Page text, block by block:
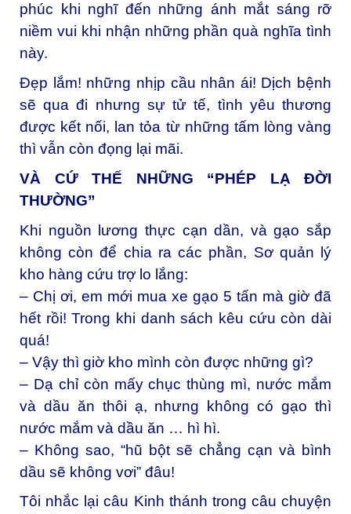
phúc khi nghĩ đến những ánh mắt sáng rỡ
niềm vui khi nhận những phần quà nghĩa tình
này.
Đẹp lắm! những nhịp cầu nhân ái! Dịch bệnh
sẽ qua đi nhưng sự tử tế, tình yêu thương
được kết nối, lan tỏa từ những tấm lòng vàng
thì vẫn còn đọng lại mãi.
VÀ CỨ THẾ NHỮNG “PHÉP LẠ ĐỜI
THƯỜNG”
Khi nguồn lương thực cạn dần, và gạo sắp
không còn để chia ra các phần, Sơ quản lý
kho hàng cứu trợ lo lắng:
– Chị ơi, em mới mua xe gạo 5 tấn mà giờ đã
hết rồi! Trong khi danh sách kêu cứu còn dài
quá!
– Vậy thì giờ kho mình còn được những gì?
– Dạ chỉ còn mấy chục thùng mì, nước mắm
và dầu ăn thôi ạ, nhưng không có gạo thì
nước mắm và dầu ăn … hì hì.
– Không sao, “hũ bột sẽ chẳng cạn và bình
dầu sẽ không vơi” đâu!
Tôi nhắc lại câu Kinh thánh trong câu chuyện